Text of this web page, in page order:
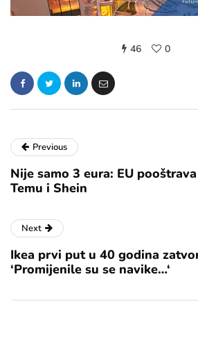
46 0
Previous
Nije samo 3 eura: EU
Temu i Shein
Next
Ikea prvi put u 40 godina
‘Promijenile su se navike…‘